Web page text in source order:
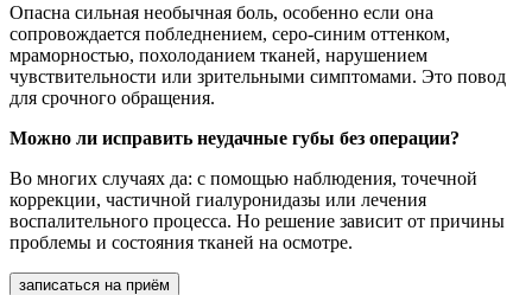
Опасна сильная необычная боль, особенно если она
сопровождается побледнением, серо-синим оттенком,
мраморностью, похолоданием тканей, нарушением
чувствительности или зрительными симптомами. Это повод
для срочного обращения.
Можно ли исправить неудачные губы без операции?
Во многих случаях да: с помощью наблюдения, точечной
коррекции, частичной гиалуронидазы или лечения
воспалительного процесса. Но решение зависит от причины
проблемы и состояния тканей на осмотре.
записаться на приём